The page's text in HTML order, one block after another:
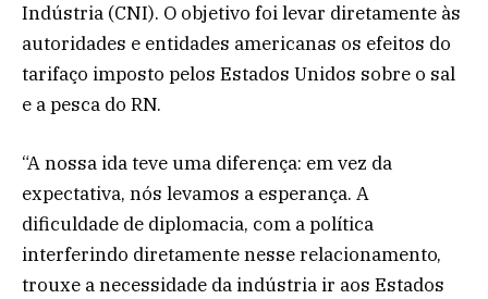
Indústria (CNI). O objetivo foi levar diretamente às
autoridades e entidades americanas os efeitos do
tarifaço imposto pelos Estados Unidos sobre o sal
e a pesca do RN.
“A nossa ida teve uma diferença: em vez da
expectativa, nós levamos a esperança. A
dificuldade de diplomacia, com a política
interferindo diretamente nesse relacionamento,
trouxe a necessidade da indústria ir aos Estados